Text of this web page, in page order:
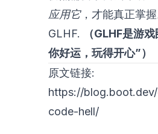
应用它，才能真正掌握
GLHF.
（GLHF是游
你好运，玩得开心”）
原文链接:
https://
code-hell/